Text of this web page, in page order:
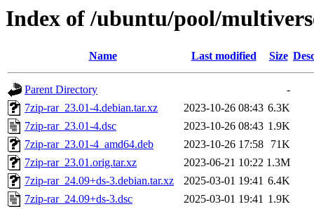
Index of /ubuntu/pool/
Name Last modified Size
Parent Directory
-
7zip-rar_23.01-4.debian.tar.xz
2023-10-26 08:43 6.3K
7zip-rar_23.01-4.dsc
2023-10-26 08:43 1.9K
7zip-rar_23.01-4_amd64.deb
2023-10-26 17:58
71K
7zip-rar_23.01.orig.tar.xz
2023-06-21 10:22 1.3M
7zip-rar_24.09+ds-3.debian.tar.xz
2025-03-01 19:41 6.4K
7zip-rar_24.09+ds-3.dsc
2025-03-01 19:41 1.9K